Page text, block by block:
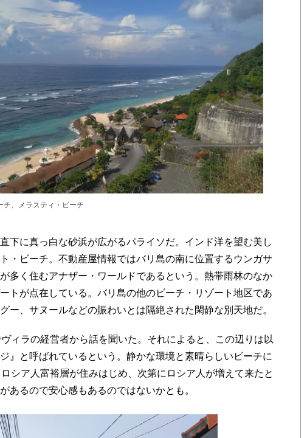
チ、メラスティ・ビーチ
下に真っ白な砂浜が広がるパライソだ。インド洋を望む美し
・ビーチ。不動産屋情報ではバリ島の南に位置するウンガサ
多く住むアナザー・ワールドであるという。熱帯雨林のなか
トが点在している。バリ島の他のビーチ・リゾート地区であ
ー、サヌールなどの賑わいとは隔絶された閑静な別天地だ。
ィラの経営者から話を聞いた。それによると、この辺りは以
』と呼ばれているという。静かな環境と素晴らしいビーチに
シア人富裕層が住みはじめ、次第にロシア人が増えて来たと
あるので安心感もあるのではないかとも。